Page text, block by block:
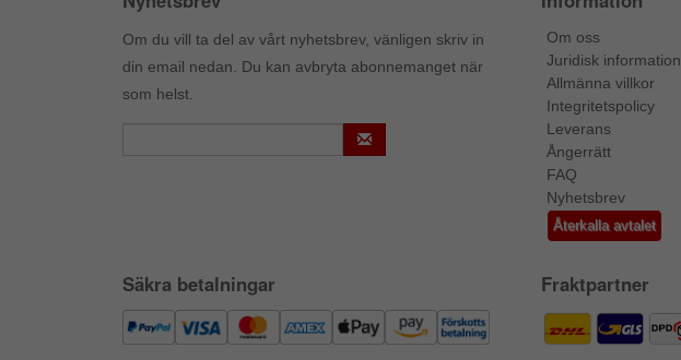
Om du vill ta del av vårt nyhetsbrev, vänligen skriv in
din email nedan. Du kan avbryta abonnemanget när
som helst.
Om oss
Juridisk information
Allmänna villkor
Integritetspolicy
Leverans
Ångerrätt
FAQ
Nyhetsbrev
Återkalla avtalet
Säkra betalningar Fraktpartner